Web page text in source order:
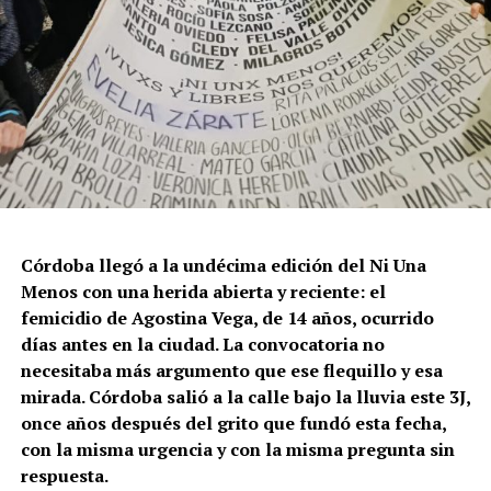
Córdoba llegó a la undécima edición del Ni Una
Menos con una herida abierta y reciente: el
femicidio de Agostina Vega, de 14 años, ocurrido
días antes en la ciudad. La convocatoria no
necesitaba más argumento que ese flequillo y esa
mirada. Córdoba salió a la calle bajo la lluvia este 3J,
once años después del grito que fundó esta fecha,
con la misma urgencia y con la misma pregunta sin
respuesta.